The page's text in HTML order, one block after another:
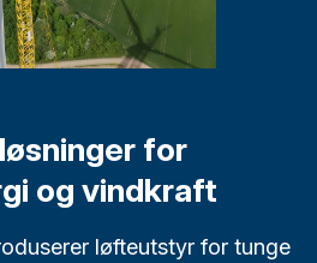
for
og vindkraft
løfteutstyr for tunge